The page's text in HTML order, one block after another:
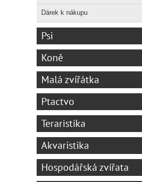
Dárek k nákupu
Psi
Koně
Malá zvířátka
Ptactvo
Teraristika
Akvaristika
Hospodářská zvířata